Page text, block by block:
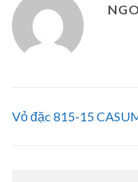
Vỏ đặc 815-15